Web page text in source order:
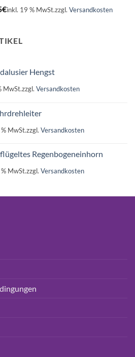
€Aktueller
15,75€.
inkl. 19 % MwSt.zzgl. Versandkosten
Hengst
MwSt.zzgl. Versandkosten
MwSt.zzgl. Versandkosten
Regenbogeneinhorn
MwSt.zzgl. Versandkosten